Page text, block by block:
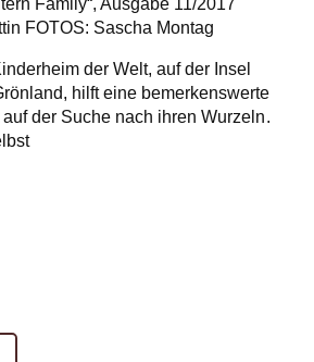
FOTOS: Sascha Montag
der Welt, auf der Insel
hilft eine bemerkenswerte
der Suche nach ihren Wurzeln.